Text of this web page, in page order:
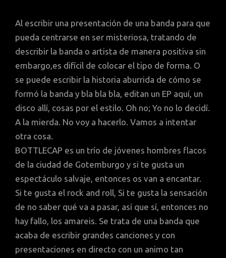
Al escribir una presentación de una banda para que
pueda centrarse en ser misteriosa, tratando de
describir la banda o artista de manera positiva sin
embargo,es difícil de colocar el tipo de forma. O
se puede escribir la historia aburrida de cómo se
formó la banda y bla bla bla, editan un EP aquí, un
disco allí, cosas por el estilo. Oh no; Yo no lo decidí.
A la mierda. No voy a hacerlo. Vamos a intentar
otra cosa.
BOTTLECAP es un trío de jóvenes hombres flacos
de la ciudad de Gotemburgo y si te gusta un
espectáculo salvaje, entonces os van a encantar.
Si te gusta el rock and roll, Si te gusta la sensación
de no saber qué va a pasar, así que sí, entonces no
hay fallo, los amareis. Se trata de una banda que
acaba de escribir grandes canciones y con
presentaciones en directo con un animo tan